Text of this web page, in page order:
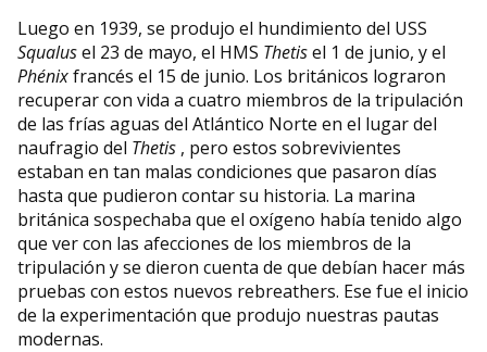
Luego en 1939, se produjo el hundimiento del USS
Squalusel 23 de mayo, el HMS Thetisel 1 de junio, y el
Phénixfrancés el 15 de junio. Los británicos lograron
recuperar con vida a cuatro miembros de la tripulación
de las frías aguas del Atlántico Norte en el lugar del
naufragio del Thetis , pero estos sobrevivientes
estaban en tan malas condiciones que pasaron días
hasta que pudieron contar su historia. La marina
británica sospechaba que el oxígeno había tenido algo
que ver con las afecciones de los miembros de la
tripulación y se dieron cuenta de que debían hacer más
pruebas con estos nuevos rebreathers. Ese fue el inicio
de la experimentación que produjo nuestras pautas
modernas.